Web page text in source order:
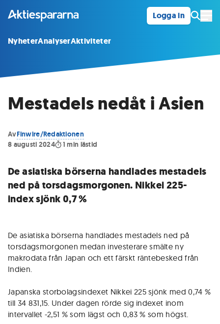
Logga in
NyheterAnalyserAktiviteter
Mestadels nedåt i Asien
AvFinwire/Redaktionen
8 augusti 2024
1 min lästid
De asiatiska börserna handlades mestadels
ned på torsdagsmorgonen. Nikkei 225-
index sjönk 0,7 %
De asiatiska börserna handlades mestadels ned på
torsdagsmorgonen medan investerare smälte ny
makrodata från Japan och ett färskt räntebesked från
Indien.
Japanska storbolagsindexet Nikkei 225 sjönk med 0,74 %
till 34 831,15. Under dagen rörde sig indexet inom
intervallet -2,51 % som lägst och 0,83 % som högst.